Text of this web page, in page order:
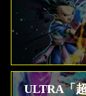
ULTRA「超サイヤ人ゴッドSSベジットブ